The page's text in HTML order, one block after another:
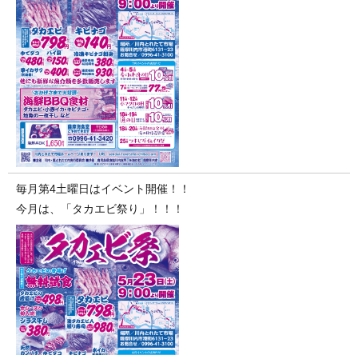
毎月第4土曜日はイベント開催！！
今月は、「タカエビ祭り」！！！